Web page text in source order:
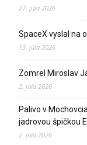
27. júla 2026
SpaceX vyslal na
13. júla 2026
Zomrel Miroslav
2. júla 2026
Palivo v
jadrovou špičkou
2. júla 2026